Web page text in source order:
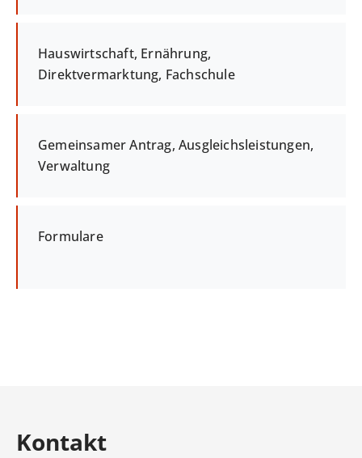
Hauswirtschaft, Ernährung,
Direktvermarktung, Fachschule
Gemeinsamer Antrag, Ausgleichsleistungen,
Verwaltung
Formulare
Kontakt